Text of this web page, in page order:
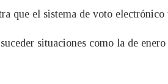
que el sistema de voto
situaciones como la de